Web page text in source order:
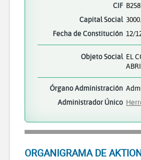
CIF
Capital Social
Fecha de Constitución 12/
Objeto Social EL
Órgano Administración
Administrador Único
ORGANIGRAMA DE